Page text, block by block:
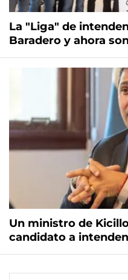
La "Liga" de
Baradero y ahora
Un ministro de
candidato a